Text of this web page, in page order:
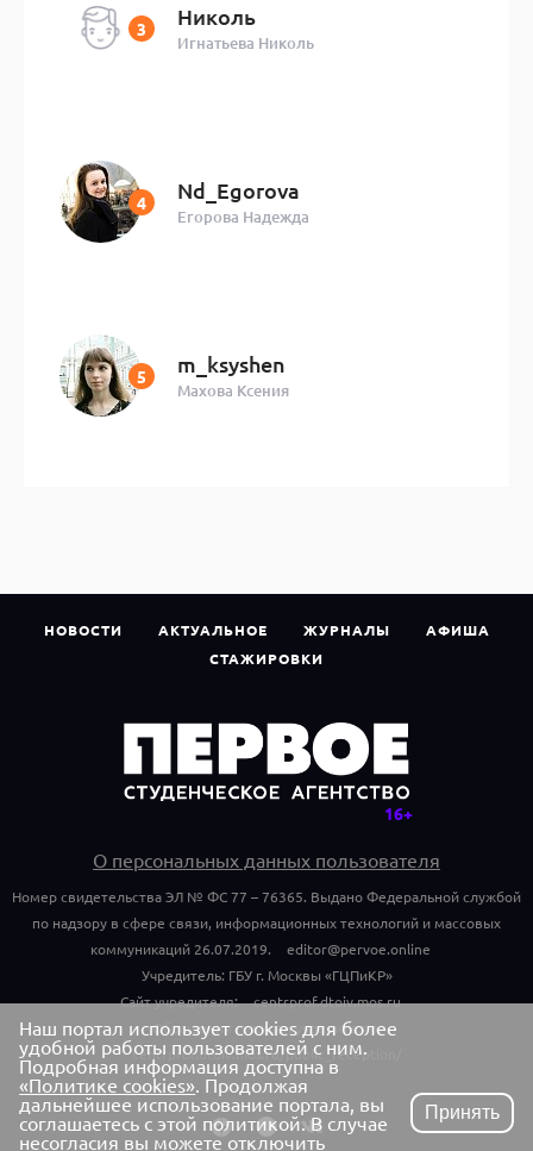
Николь
Игнатьева Николь
Nd_Egorova
Егорова Надежда
m_ksyshen
Махова Ксения
НОВОСТИ АКТУАЛЬНОЕ ЖУРНАЛЫ
АФИША
СТАЖИРОВКИ
О персональных данных пользователя
Номер свидетельства ЭЛ № ФС 77 – 76365. Выдано Федеральной службой
по надзору в сфере связи, информационных технологий и массовых
коммуникаций 26.07.2019.
editor@pervoe.online
Учредитель: ГБУ г. Москвы «ГЦПиКР»
Сайт учредителя:
centrprof.dtoiv.mos.ru
Обращения граждан учредителю:
centrprof.dtoiv.mos.ru/public_reception/
Наш портал использует cookies для более
удобной работы пользователей с ним.
Подробная информация доступна в
«Политике cookies». Продолжая
дальнейшее использование портала, вы
соглашаетесь с этой политикой. В случае
несогласия вы можете отключить
Принять